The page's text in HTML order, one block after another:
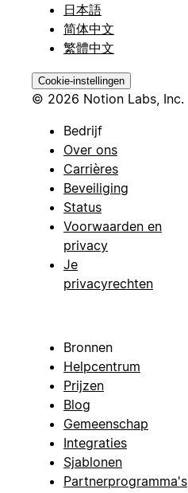
日本語
简体中文
繁體中文
Cookie-instellingen
© 2026 Notion Labs, Inc.
Bedrijf
Over ons
Carrières
Beveiliging
Status
Voorwaarden en
privacy
Je
privacyrechten
Bronnen
Helpcentrum
Prijzen
Blog
Gemeenschap
Integraties
Sjablonen
Partnerprogramma's